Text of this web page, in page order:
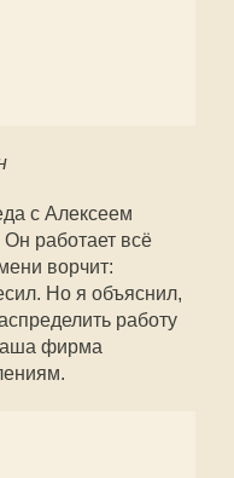
с Алексеем
работает всё
ворчит:
Но я объяснил,
работу
фирма